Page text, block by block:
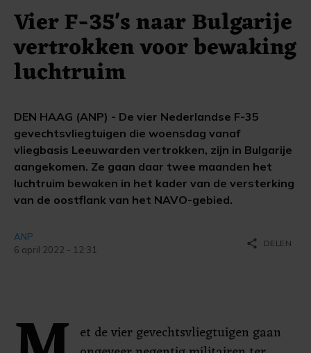
Vier F-35's naar Bulgarije
vertrokken voor bewaking
luchtruim
DEN HAAG (ANP) - De vier Nederlandse F-35
gevechtsvliegtuigen die woensdag vanaf
vliegbasis Leeuwarden vertrokken, zijn in Bulgarije
aangekomen. Ze gaan daar twee maanden het
luchtruim bewaken in het kader van de versterking
van de oostflank van het NAVO-gebied.
ANP
6 april 2022 - 12:31
share DELEN
et de vier gevechtsvliegtuigen gaan